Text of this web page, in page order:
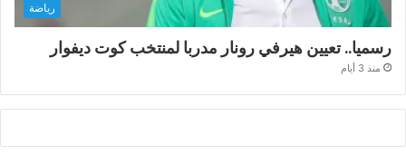
رياضة
رسميا.. تعيين هيرفي رونار مدربا لمنتخب كوت ديفوار
منذ 3 أيام